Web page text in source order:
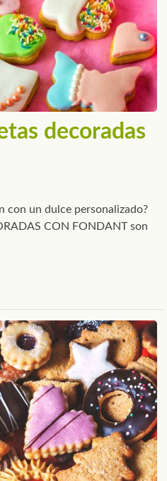
decoradas
con un dulce personalizado?
CON FONDANT son